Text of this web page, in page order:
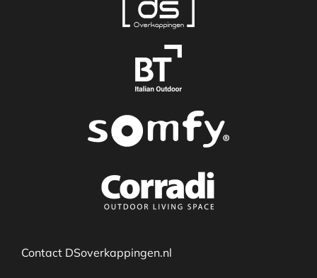
Contact DSoverkappingen.nl